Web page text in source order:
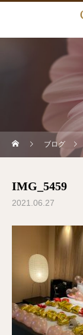
ブログ
IMG_5459
2021.06.27